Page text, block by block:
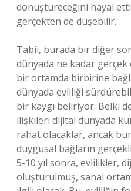
dönüştüreceğini hayal
gerçekten de düşebilir.
Tabii, burada bir diğer
dünyada ne kadar gerçek
bir ortamda birbirine
dünyada evliliği
bir kaygı beliriyor. Belki
ilişkileri dijital dünyada
rahat olacaklar, ancak
duygusal bağların
5-10 yıl sonra, evlilikler,
oluşturulmuş, sanal